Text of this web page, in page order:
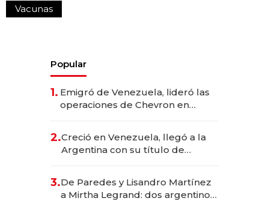
Vacunas
Popular
1. Emigró de Venezuela, lideró las
operaciones de Chevron en
2.Creció en Venezuela, llegó a la
Argentina con su título de
las marcas "fast premium"
3.De Paredes y Lisandro Martínez
a Mirtha Legrand: dos argentinos